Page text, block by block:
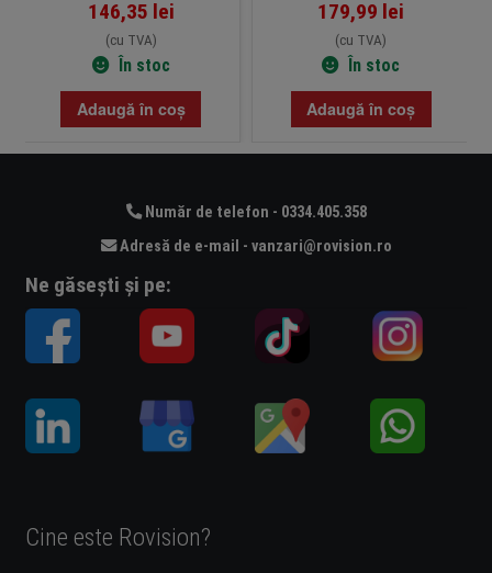
146,35 lei
(cu TVA)
În stoc
Adaugă în coș
179,99 lei
(cu TVA)
În stoc
Adaugă în coș
Număr de telefon - 0334.405.358
Adresă de e-mail - vanzari@rovision.ro
Ne găsești și pe:
Cine este Rovision?